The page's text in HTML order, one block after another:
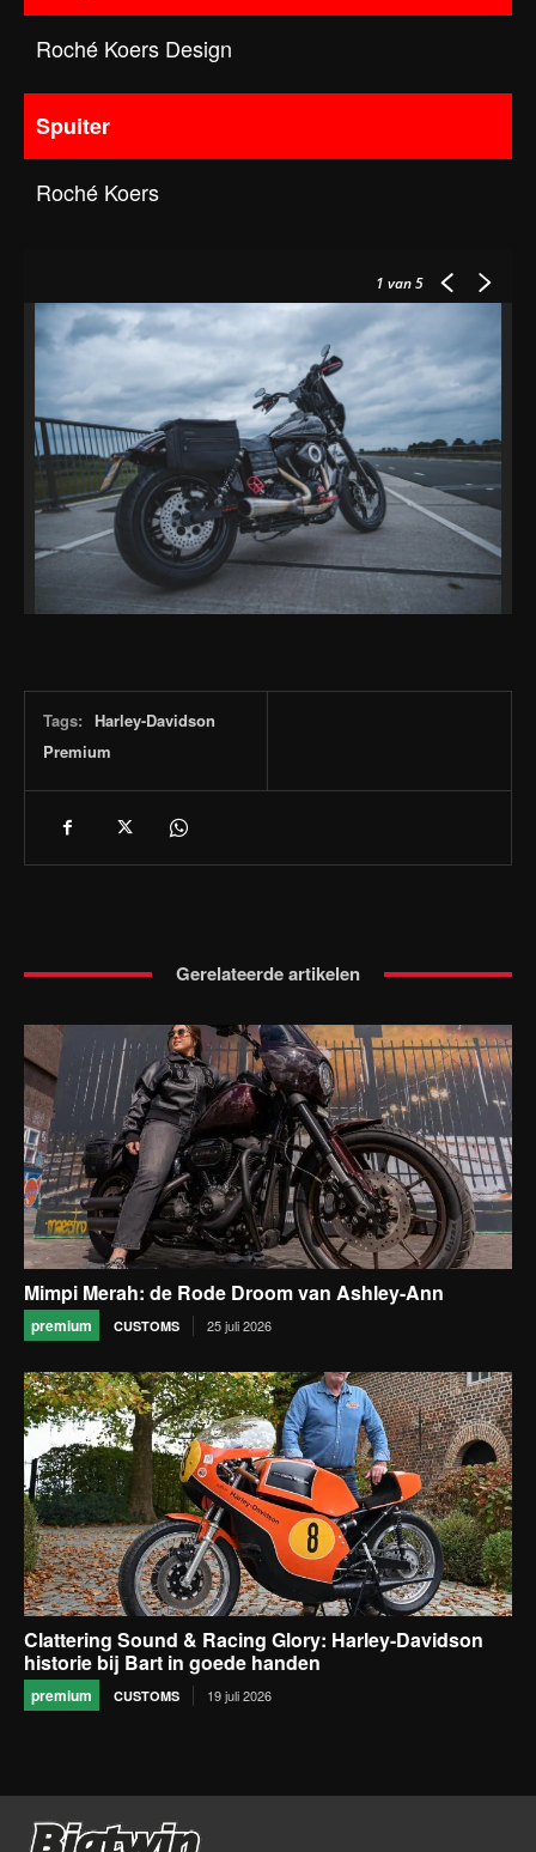
Roché Koers Design
Spuiter
Roché Koers
1 van 5
Tags:
Harley-Davidson
Premium
Gerelateerde artikelen
Mimpi Merah: de Rode Droom van Ashley-Ann
premium CUSTOMS 25 juli 2026
Clattering Sound & Racing Glory: Harley-Davidson
historie bij Bart in goede handen
premium CUSTOMS 19 juli 2026